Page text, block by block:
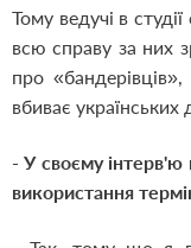
Тому ведучі в
всю справу за них
про
вбиває українських
- У своєму
використання